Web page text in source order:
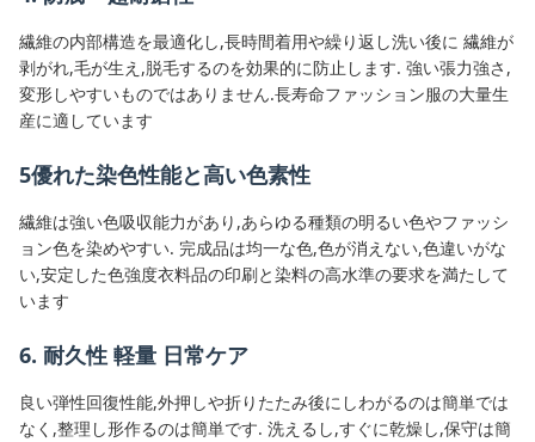
繊維の内部構造を最適化し,長時間着用や繰り返し洗い後に 繊維が
剥がれ,毛が生え,脱毛するのを効果的に防止します. 強い張力強さ,
変形しやすいものではありません.長寿命ファッション服の大量生
産に適しています
5優れた染色性能と高い色素性
繊維は強い色吸収能力があり,あらゆる種類の明るい色やファッシ
ョン色を染めやすい. 完成品は均一な色,色が消えない,色違いがな
い,安定した色強度衣料品の印刷と染料の高水準の要求を満たして
います
6. 耐久性 軽量 日常ケア
良い弾性回復性能,外押しや折りたたみ後にしわがるのは簡単では
なく,整理し形作るのは簡単です. 洗えるし,すぐに乾燥し,保守は簡